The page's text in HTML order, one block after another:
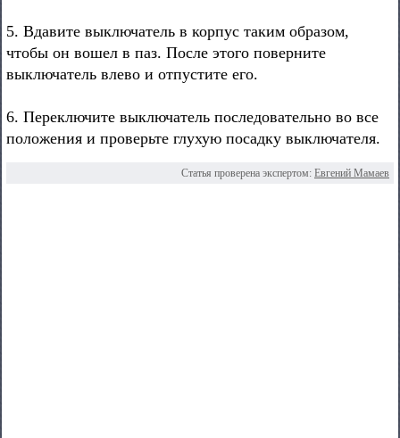
5. Вдавите выключатель в корпус таким образом,
чтобы он вошел в паз. После этого поверните
выключатель влево и отпустите его.
6. Переключите выключатель последовательно во все
положения и проверьте глухую посадку выключателя.
Статья проверена экспертом: Евгений Мамаев